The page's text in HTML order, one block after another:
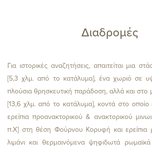
ΠΑΙΔΙΑ
Διαδρομές
Για ιστορικές αναζητήσεις, απαιτείται μια
[5,3 χλμ. από το κατάλυμα], ένα χωριό σε
πλούσια θρησκευτική παράδοση, αλλά και στο
[13,6 χλμ. από το κατάλυμα], κοντά στο
ερείπια προανακτορικού & ανακτορικού
π.Χ] στη θέση Φούρνου Κορυφή και ερείπια
λιμάνι και θερμαινόμενα ψηφιδωτά